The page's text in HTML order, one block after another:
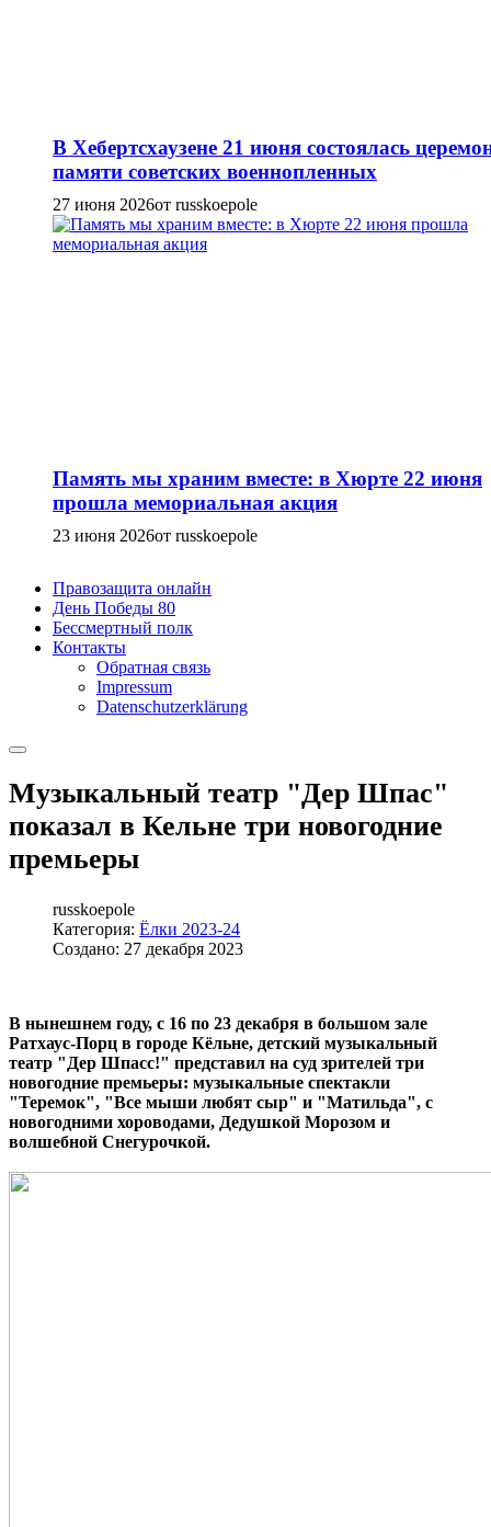
В Хебертсхаузене 21 июня состоялась
памяти советских военнопленных
27 июня 2026от russkoepole
Память мы храним вместе: в Хюрте 22 июня
прошла мемориальная акция
23 июня 2026от russkoepole
Правозащита онлайн
День Победы 80
Бессмертный полк
Контакты
Обратная связь
Impressum
Datenschutzerklärung
Музыкальный театр "Дер Шпас"
показал в Кельне три новогодние
премьеры
russkoepole
Категория: Ёлки 2023-24
Создано: 27 декабря 2023
В нынешнем году, с 16 по 23 декабря в большом зале
Ратхаус-Порц в городе Кёльне, детский музыкальный
театр "Дер Шпасс!" представил на суд зрителей три
новогодние премьеры: музыкальные спектакли
"Теремок", "Все мыши любят сыр" и "Матильда", с
новогодними хороводами, Дедушкой Морозом и
волшебной Снегурочкой.